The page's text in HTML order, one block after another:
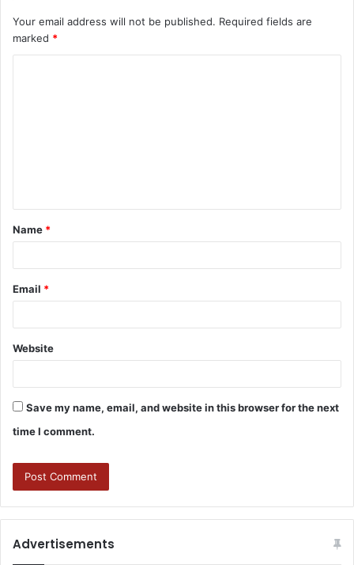
Your email address will not be published. Required fields are
marked *
Name *
Email *
Website
Save my name, email, and website in this browser for the next
time I comment.
Advertisements